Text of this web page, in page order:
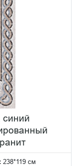
синий
238*119 см